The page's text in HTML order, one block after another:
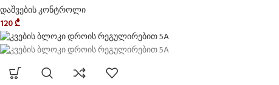
დაშვების კონტროლი
120₾